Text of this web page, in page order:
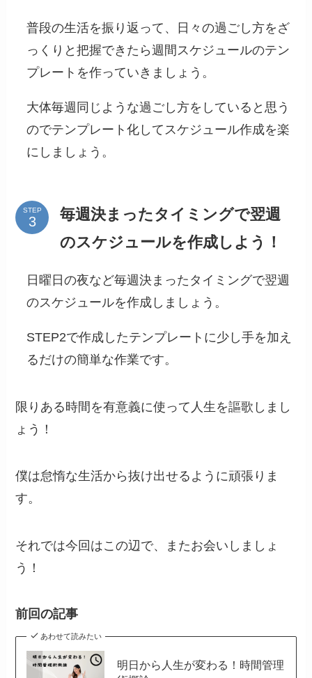
普段の生活を振り返って、日々の過ごし方をざ
っくりと把握できたら週間スケジュールのテン
プレートを作っていきましょう。
大体毎週同じような過ごし方をしていると思う
のでテンプレート化してスケジュール作成を楽
にしましょう。
STEP
毎週決まったタイミングで翌週
のスケジュールを作成しよう！
日曜日の夜など毎週決まったタイミングで翌週
のスケジュールを作成しましょう。
STEP2で作成したテンプレートに少し手を加え
るだけの簡単な作業です。
限りある時間を有意義に使って人生を謳歌しまし
ょう！
僕は怠惰な生活から抜け出せるように頑張りま
す。
それでは今回はこの辺で、またお会いしましょ
う！
前回の記事
あわせて読みたい
明日から人生が変わる！時間管理